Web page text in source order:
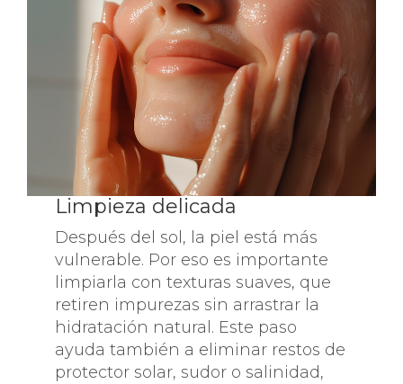
Limpieza delicada
Después del sol, la piel está más
vulnerable. Por eso es importante
limpiarla con texturas suaves, que
retiren impurezas sin arrastrar la
hidratación natural. Este paso
ayuda también a eliminar restos de
protector solar, sudor o salinidad,